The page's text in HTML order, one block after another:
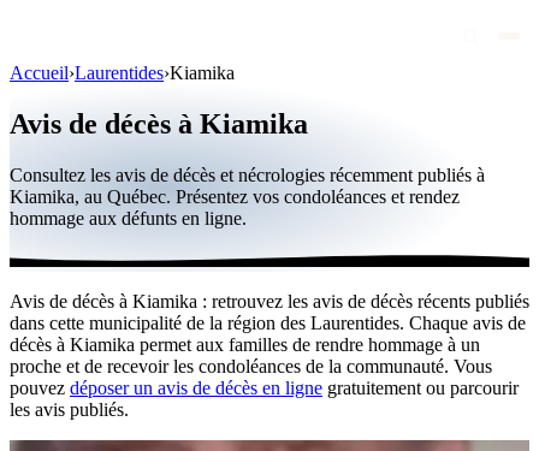
Personnalités publiques
Québec
Canada
International
Par région
Par ville
Maisons funéraires
Accueil›Laurentides›Kiamika
Avis de décès à Kiamika
Consultez les avis de décès et nécrologies récemment publiés à
Kiamika, au Québec. Présentez vos condoléances et rendez
hommage aux défunts en ligne.
Avis de décès à Kiamika : retrouvez les avis de décès récents publiés
dans cette municipalité de la région des Laurentides. Chaque avis de
décès à Kiamika permet aux familles de rendre hommage à un
proche et de recevoir les condoléances de la communauté. Vous
pouvez déposer un avis de décès en ligne gratuitement ou parcourir
les avis publiés.